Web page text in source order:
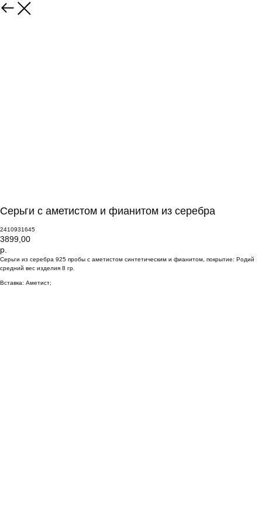
Серьги с аметистом и фианитом из серебра
2410931645
3899,00
р.
Серьги из серебра 925 пробы с аметистом синтетическим и фианитом, покрытие: Родий
средний вес изделия 8 гр.
Вставка: Аметист;